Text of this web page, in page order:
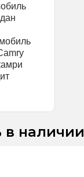
в наличии